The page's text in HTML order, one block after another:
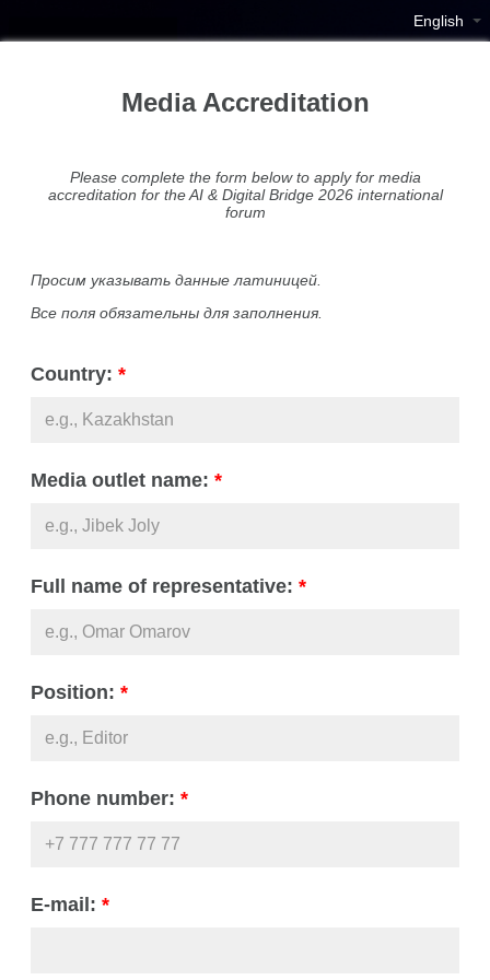
English
Media Accreditation
Please complete the form below to apply for media
accreditation for the AI & Digital Bridge 2026 international
forum
Просим указывать данные латиницей.
Все поля обязательны для заполнения.
Country: *
Media outlet name: *
Full name of representative: *
Position: *
Phone number: *
E-mail: *